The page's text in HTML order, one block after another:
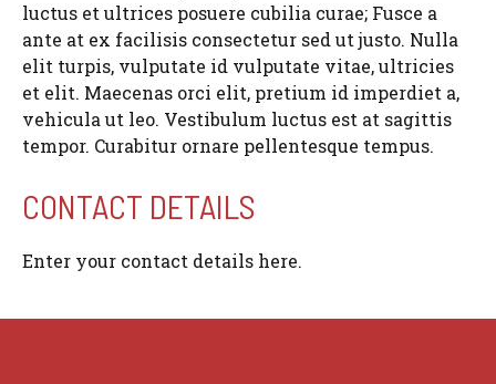
luctus et ultrices posuere cubilia curae; Fusce a
ante at ex facilisis consectetur sed ut justo. Nulla
elit turpis, vulputate id vulputate vitae, ultricies
et elit. Maecenas orci elit, pretium id imperdiet a,
vehicula ut leo. Vestibulum luctus est at sagittis
tempor. Curabitur ornare pellentesque tempus.
CONTACT DETAILS
Enter your contact details here.